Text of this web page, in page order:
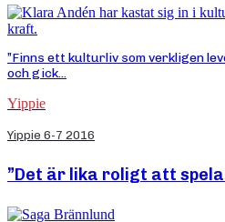
”Finns ett kulturliv som verkligen
och gick...
Yippie
Yippie 6-7 2016
”Det är lika roligt att